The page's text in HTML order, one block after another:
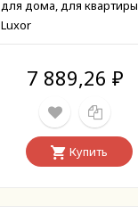
для дома, для квартиры
Luxor
7 889,26 ₽
Купить